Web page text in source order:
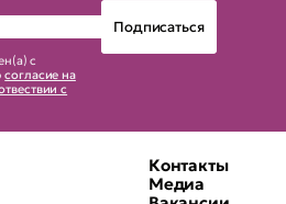
с
согласие на
с
Контакты
Медиа